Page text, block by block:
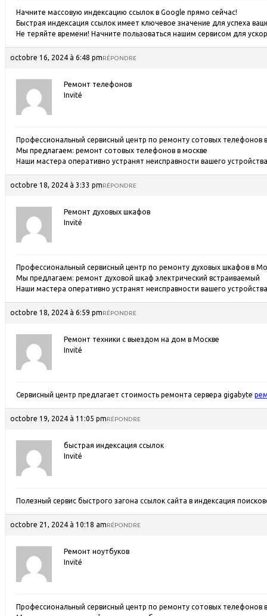
Начните массовую индексацию ссылок в Google прямо cейчас!
Быстрая индексация ссылок имеет ключевое значение для успеха
Не теряйте времени! Начните пользоваться нашим сервисом для
octobre 16, 2024 à 6:48 pmRÉPONDRE
Ремонт телефонов
Invité
Профессиональный сервисный центр по ремонту сотовых телефонов
Мы предлагаем: ремонт сотовых телефонов в москве
Наши мастера оперативно устранят неисправности вашего
octobre 18, 2024 à 3:33 pmRÉPONDRE
Ремонт духовых шкафов
Invité
Профессиональный сервисный центр по ремонту духовых шкафов в
Мы предлагаем: ремонт духовой шкаф электрический встраиваемый
Наши мастера оперативно устранят неисправности вашего
octobre 18, 2024 à 6:59 pmRÉPONDRE
Ремонт техники с выездом на дом в Москве
Invité
Сервисный центр предлагает стоимость ремонта сервера gigabyte
octobre 19, 2024 à 11:05 pmRÉPONDRE
быстрая индексация ссылок
Invité
Полезный сервис быстрого загона ссылок сайта в индексация
octobre 21, 2024 à 10:18 amRÉPONDRE
Ремонт ноутбуков
Invité
Профессиональный сервисный центр по ремонту сотовых телефонов